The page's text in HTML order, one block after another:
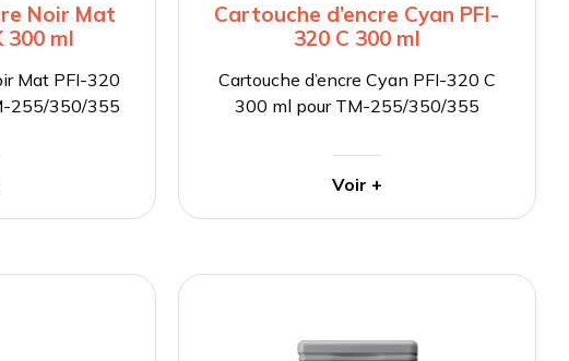
Noir Mat
300 ml
Mat PFI-320
255/350/355
Cartouche d’encre Cyan PFI-
320 C 300 ml
Cartouche d’encre Cyan PFI-320 C
300 ml pour TM-255/350/355
Voir +